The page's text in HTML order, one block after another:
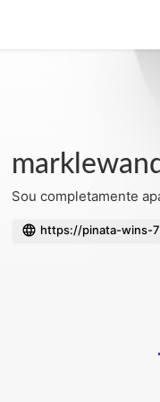
Sou completamente
https://pinata-wins-